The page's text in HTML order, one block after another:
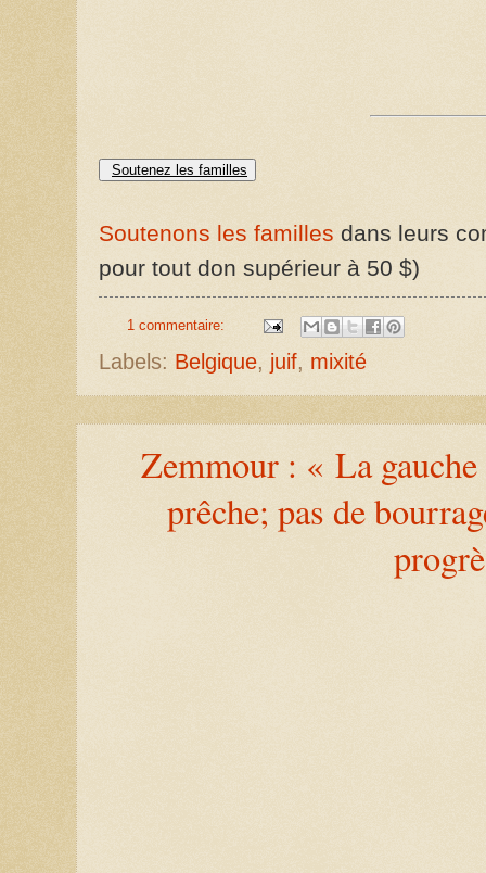
Soutenez les familles
Soutenons les familles dans leurs
pour tout don supérieur à 50 $)
1 commentaire:
Labels: Belgique, juif, mixité
Zemmour : « La
prêche; pas de